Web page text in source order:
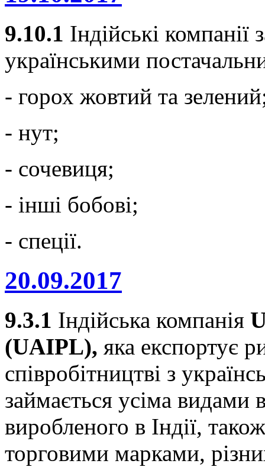
9.10.1 Індійські компанії
українськими
- горох жовтий та
- нут;
- сочевиця;
- інші бобові;
- спеції.
20.09.2017
9.3.1 Індійська компанія
(UAIPL), яка експортує
співробітництві з
займається усіма видами
виробленого в Індії,
торговими марками,